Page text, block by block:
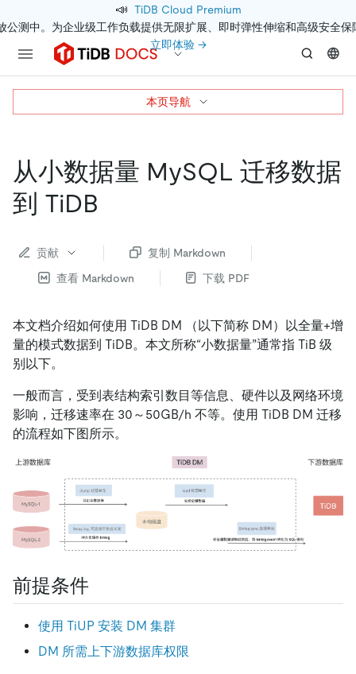
📣 TiDB Cloud Premium
公测中。为企业级工作负载提供无限扩展、即时弹性伸缩和高级安全保
立即体验 →
从小数据量 MySQL 迁移数据
到 TiDB
贡献
复制 Markdown
查看 Markdown
下载 PDF
本文档介绍如何使用 TiDB DM （以下简称 DM）以全量+增
量的模式数据到 TiDB。本文所称“小数据量”通常指 TiB 级
别以下。
一般而言，受到表结构索引数目等信息、硬件以及网络环境
影响，迁移速率在 30～50GB/h 不等。使用 TiDB DM 迁移
的流程如下图所示。
前提条件
使用 TiUP 安装 DM 集群
DM 所需上下游数据库权限
本页导航